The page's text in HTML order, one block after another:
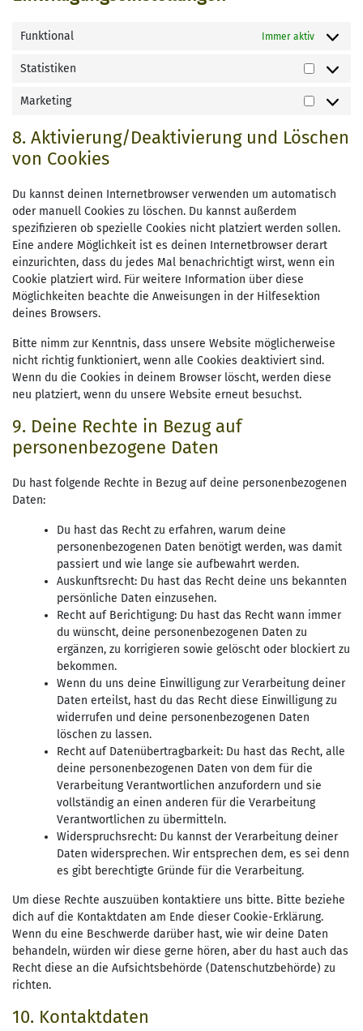
Funktional Immer aktiv
Statistiken
Marketing
8. Aktivierung/Deaktivierung und Löschen
von Cookies
Du kannst deinen Internetbrowser verwenden um automatisch
oder manuell Cookies zu löschen. Du kannst außerdem
spezifizieren ob spezielle Cookies nicht platziert werden sollen.
Eine andere Möglichkeit ist es deinen Internetbrowser derart
einzurichten, dass du jedes Mal benachrichtigt wirst, wenn ein
Cookie platziert wird. Für weitere Information über diese
Möglichkeiten beachte die Anweisungen in der Hilfesektion
deines Browsers.
Bitte nimm zur Kenntnis, dass unsere Website möglicherweise
nicht richtig funktioniert, wenn alle Cookies deaktiviert sind.
Wenn du die Cookies in deinem Browser löscht, werden diese
neu platziert, wenn du unsere Website erneut besuchst.
9. Deine Rechte in Bezug auf
personenbezogene Daten
Du hast folgende Rechte in Bezug auf deine personenbezogenen
Daten:
Du hast das Recht zu erfahren, warum deine
personenbezogenen Daten benötigt werden, was damit
passiert und wie lange sie aufbewahrt werden.
Auskunftsrecht: Du hast das Recht deine uns bekannten
persönliche Daten einzusehen.
Recht auf Berichtigung: Du hast das Recht wann immer
du wünscht, deine personenbezogenen Daten zu
ergänzen, zu korrigieren sowie gelöscht oder blockiert zu
bekommen.
Wenn du uns deine Einwilligung zur Verarbeitung deiner
Daten erteilst, hast du das Recht diese Einwilligung zu
widerrufen und deine personenbezogenen Daten
löschen zu lassen.
Recht auf Datenübertragbarkeit: Du hast das Recht, alle
deine personenbezogenen Daten von dem für die
Verarbeitung Verantwortlichen anzufordern und sie
vollständig an einen anderen für die Verarbeitung
Verantwortlichen zu übermitteln.
Widerspruchsrecht: Du kannst der Verarbeitung deiner
Daten widersprechen. Wir entsprechen dem, es sei denn
es gibt berechtigte Gründe für die Verarbeitung.
Um diese Rechte auszuüben kontaktiere uns bitte. Bitte beziehe
dich auf die Kontaktdaten am Ende dieser Cookie-Erklärung.
Wenn du eine Beschwerde darüber hast, wie wir deine Daten
behandeln, würden wir diese gerne hören, aber du hast auch das
Recht diese an die Aufsichtsbehörde (Datenschutzbehörde) zu
richten.
10. Kontaktdaten